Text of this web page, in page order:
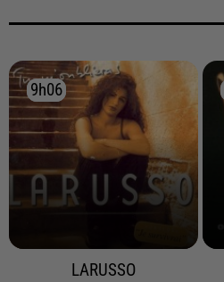
9h06
9h06
LARUSSO